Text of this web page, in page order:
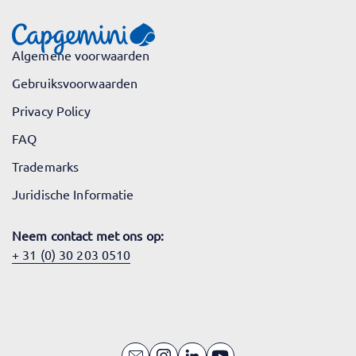
Algemene voorwaarden
Gebruiksvoorwaarden
Privacy Policy
FAQ
Trademarks
Juridische Informatie
Neem contact met ons op:
+ 31 (0) 30 203 0510